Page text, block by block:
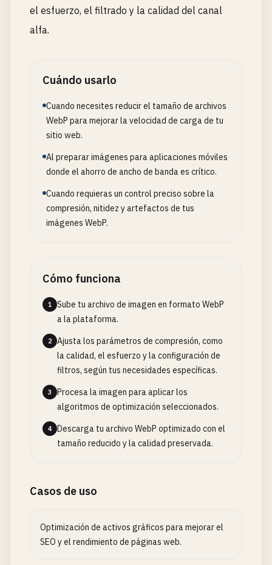
el esfuerzo, el filtrado y la calidad del canal
alfa.
Cuándo usarlo
Cuando necesites reducir el tamaño de archivos
WebP para mejorar la velocidad de carga de tu
sitio web.
Al preparar imágenes para aplicaciones móviles
donde el ahorro de ancho de banda es crítico.
Cuando requieras un control preciso sobre la
compresión, nitidez y artefactos de tus
imágenes WebP.
Cómo funciona
1
Sube tu archivo de imagen en formato WebP
a la plataforma.
2
Ajusta los parámetros de compresión, como
la calidad, el esfuerzo y la configuración de
filtros, según tus necesidades específicas.
3
Procesa la imagen para aplicar los
algoritmos de optimización seleccionados.
4
Descarga tu archivo WebP optimizado con el
tamaño reducido y la calidad preservada.
Casos de uso
Optimización de activos gráficos para mejorar el
SEO y el rendimiento de páginas web.